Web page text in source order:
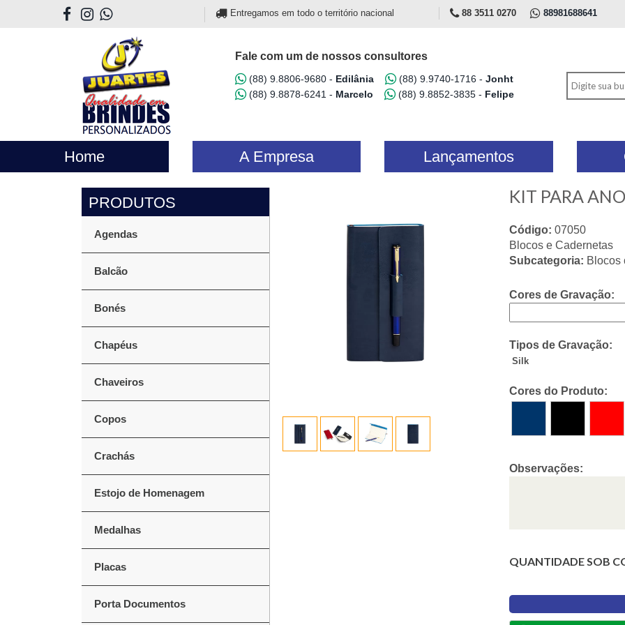
Entregamos em todo o território nacional 88 3511 0270 88981688641
Fale com um de nossos consultores
(88) 9.8806-9680 - Edilânia (88) 9.9740-1716 - Jonht
(88) 9.8878-6241 - Marcelo (88) 9.8852-3835 - Felipe
Home A Empresa Lançamentos
Agendas
Balcão
Bonés
Chapéus
Chaveiros
Copos
Crachás
Estojo de Homenagem
Medalhas
Placas
Porta Documentos
KIT PARA
Código: 07050
Blocos e Cadernetas
Subcategoria: Blocos
Cores de Gravação:
Tipos de Gravação:
Silk
Cores do Produto:
Observações:
QUANTIDADE SOB